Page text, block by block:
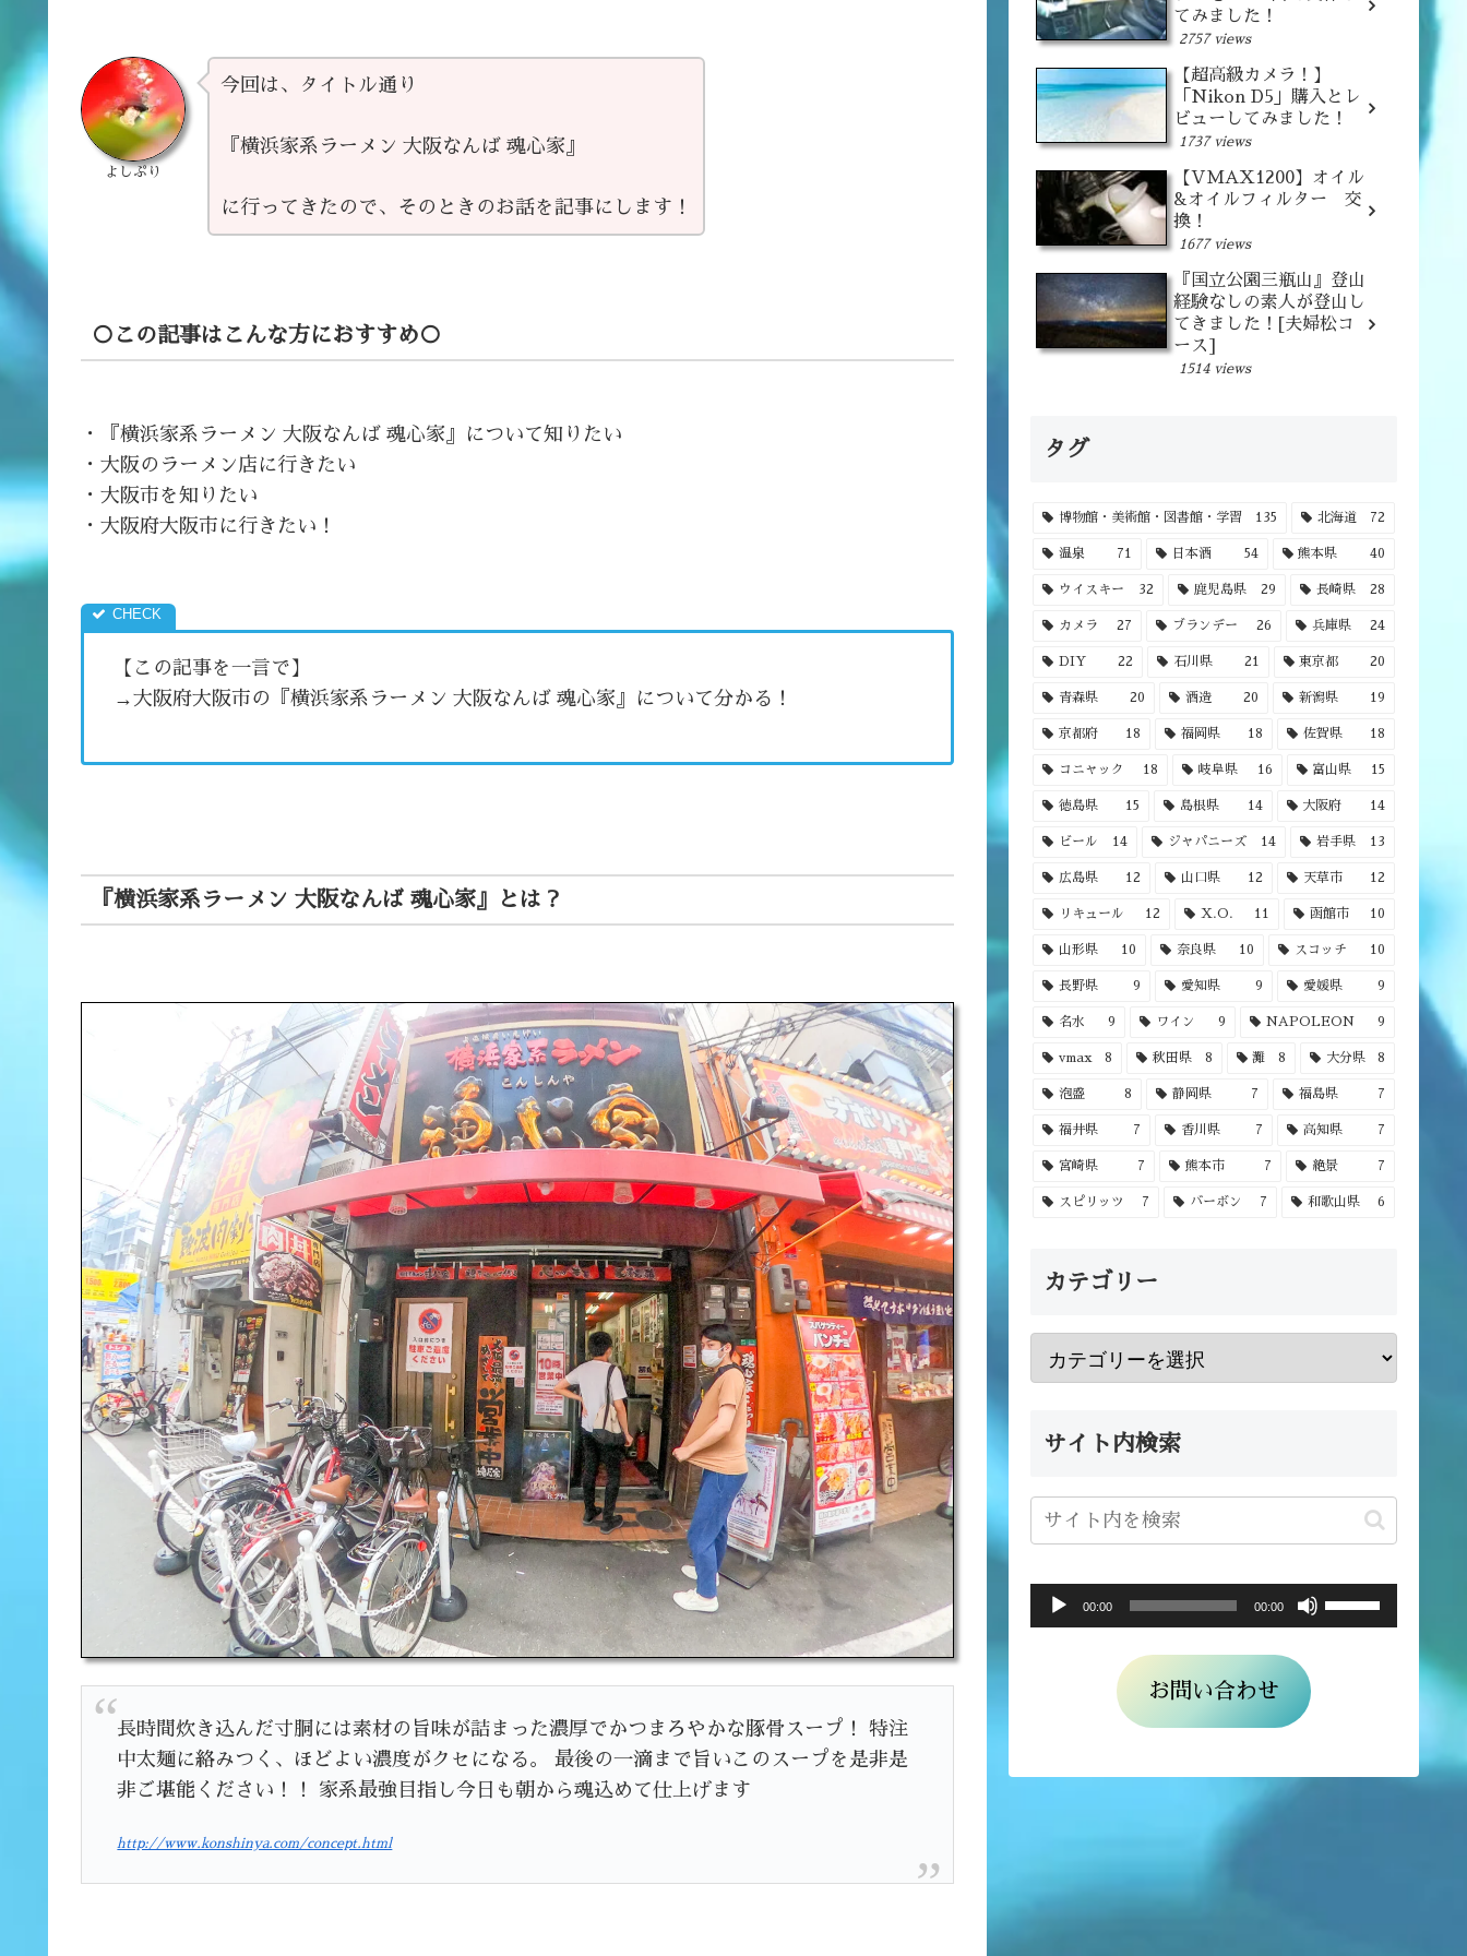
よしぷり
今回は、タイトル通り
『横浜家系ラーメン 大阪なんば 魂心家』
に行ってきたので、そのときのお話を記事にします！
○この記事はこんな方におすすめ○
・『横浜家系ラーメン 大阪なんば 魂心家』について知りたい
・大阪のラーメン店に行きたい
・大阪市を知りたい
・大阪府大阪市に行きたい！
【この記事を一言で】
→大阪府大阪市の『横浜家系ラーメン 大阪なんば 魂心家』について分かる！
『横浜家系ラーメン 大阪なんば 魂心家』とは？
長時間炊き込んだ寸胴には素材の旨味が詰まった濃厚でかつまろやかな豚骨スープ！ 特注
中太麺に絡みつく、ほどよい濃度がクセになる。 最後の一滴まで旨いこのスープを是非是
非ご堪能ください！！ 家系最強目指し今日も朝から魂込めて仕上げます
http://www.konshinya.com/concept.html
てみました！
2757 views
【超高級カメラ！】
「Nikon D5」購入とレ
ビューしてみました！
1737 views
【VMAX1200】オイル
&オイルフィルター 交
換！
1677 views
『国立公園三瓶山』登山
経験なしの素人が登山し
てきました！[夫婦松コ
ース]
1514 views
タグ
博物館・美術館・図書館・学習 135 北海道 72
温泉 71 日本酒 54 熊本県 40
ウイスキー 32 鹿児島県 29 長崎県 28
カメラ 27 ブランデー 26 兵庫県 24
DIY 22 石川県 21 東京都 20
青森県 20 酒造 20 新潟県 19
京都府 18 福岡県 18 佐賀県 18
コニャック 18 岐阜県 16 富山県 15
徳島県 15 島根県 14 大阪府 14
ビール 14 ジャパニーズ 14 岩手県 13
広島県 12 山口県 12 天草市 12
リキュール 12 X.O. 11 函館市 10
山形県 10 奈良県 10 スコッチ 10
長野県 9 愛知県 9 愛媛県 9
名水 9 ワイン 9 NAPOLEON 9
vmax 8 秋田県 8 灘 8 大分県 8
泡盛 8 静岡県 7 福島県 7
福井県 7 香川県 7 高知県 7
宮崎県 7 熊本市 7 絶景 7
スピリッツ 7 バーボン 7 和歌山県 6
カテゴリー
サイト内検索
ヤ
00:00 00:00
ボ
リ
調
お問い合わせ